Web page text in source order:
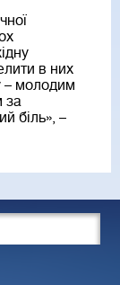
в них
– молодим
за
біль», –